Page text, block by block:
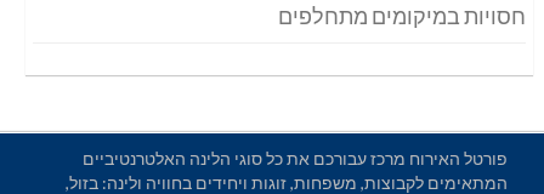
חסויות במיקומים מתחלפים
פורטל האירוח מרכז עבורכם את כל סוגי הלינה האלטרנטיביים
המתאימים לקבוצות, משפחות, זוגות ויחידים בחוויה ולינה: בזול,